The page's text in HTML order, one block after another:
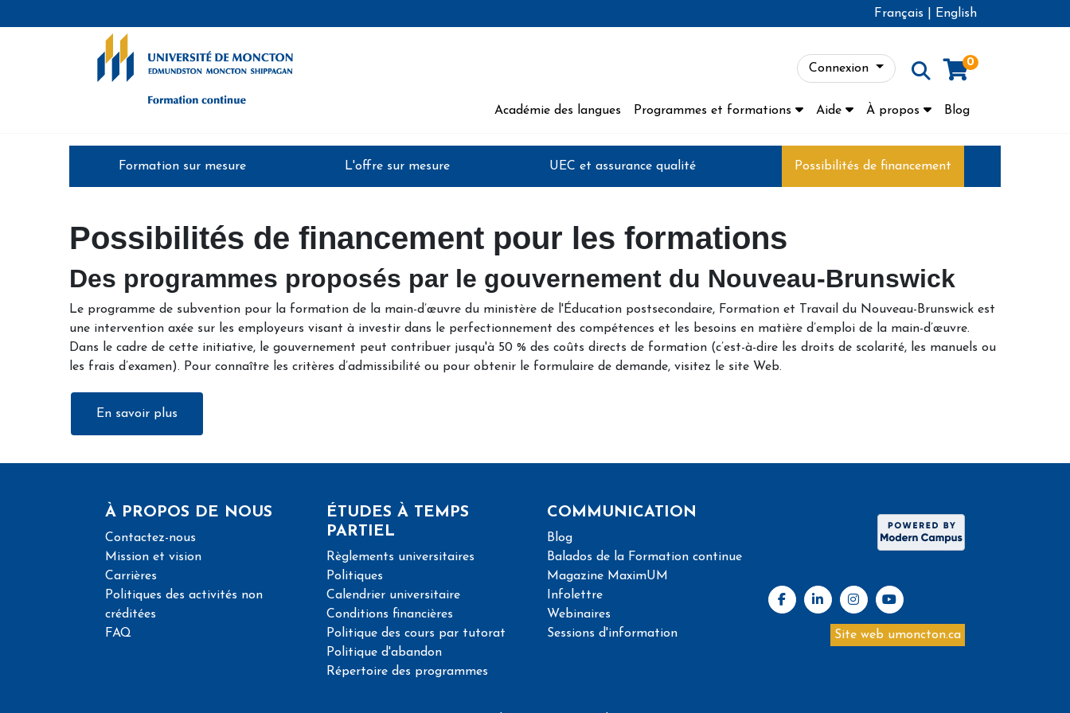
Français English
Connexion 0
Académie des langues Programmes et formations Aide À propos Blog
Formation sur mesure L'offre sur mesure UEC et assurance qualité Possibilités de financement
Possibilités de financement pour les formations
Des programmes proposés par le gouvernement du Nouveau-Brunswick
Le programme de subvention pour la formation de la main-d’œuvre du ministère de l'Éducation postsecondaire, Formation et Travail du Nouveau-Brunswick est
une intervention axée sur les employeurs visant à investir dans le perfectionnement des compétences et les besoins en matière d’emploi de la main-d’œuvre.
Dans le cadre de cette initiative, le gouvernement peut contribuer jusqu'à 50 % des coûts directs de formation (c’est-à-dire les droits de scolarité, les manuels ou
les frais d’examen). Pour connaître les critères d’admissibilité ou pour obtenir le formulaire de demande, visitez le site Web.
En savoir plus
À PROPOS DE NOUS
Contactez-nous
Mission et vision
Carrières
Politiques des activités non
créditées
FAQ
ÉTUDES À TEMPS
PARTIEL
Règlements universitaires
Politiques
Calendrier universitaire
Conditions financières
Politique des cours par tutorat
Politique d'abandon
Répertoire des programmes
COMMUNICATION
Blog
Balados de la Formation continue
Magazine MaximUM
Infolettre
Webinaires
Sessions d'information
Site web umoncton.ca